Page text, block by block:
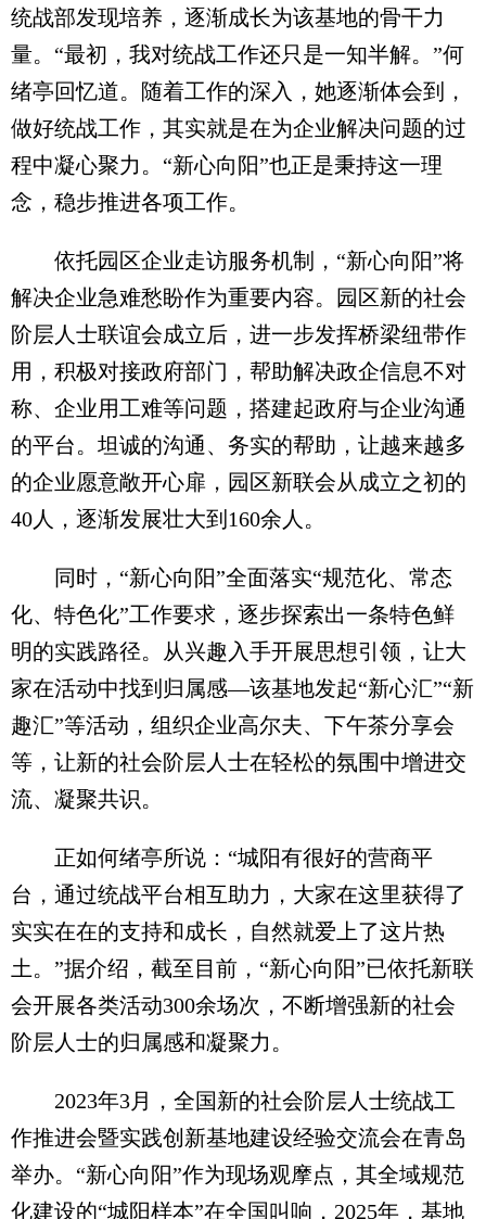
统战部发现培养，逐渐成长为该基地的骨干力
量。“最初，我对统战工作还只是一知半解。”何
绪亭回忆道。随着工作的深入，她逐渐体会到，
做好统战工作，其实就是在为企业解决问题的过
程中凝心聚力。“新心向阳”也正是秉持这一理
念，稳步推进各项工作。
依托园区企业走访服务机制，“新心向阳”将
解决企业急难愁盼作为重要内容。园区新的社会
阶层人士联谊会成立后，进一步发挥桥梁纽带作
用，积极对接政府部门，帮助解决政企信息不对
称、企业用工难等问题，搭建起政府与企业沟通
的平台。坦诚的沟通、务实的帮助，让越来越多
的企业愿意敞开心扉，园区新联会从成立之初的
40人，逐渐发展壮大到160余人。
同时，“新心向阳”全面落实“规范化、常态
化、特色化”工作要求，逐步探索出一条特色鲜
明的实践路径。从兴趣入手开展思想引领，让大
家在活动中找到归属感—该基地发起“新心汇”“新
趣汇”等活动，组织企业高尔夫、下午茶分享会
等，让新的社会阶层人士在轻松的氛围中增进交
流、凝聚共识。
正如何绪亭所说：“城阳有很好的营商平
台，通过统战平台相互助力，大家在这里获得了
实实在在的支持和成长，自然就爱上了这片热
土。”据介绍，截至目前，“新心向阳”已依托新联
会开展各类活动300余场次，不断增强新的社会
阶层人士的归属感和凝聚力。
2023年3月，全国新的社会阶层人士统战工
作推进会暨实践创新基地建设经验交流会在青岛
举办。“新心向阳”作为现场观摩点，其全域规范
化建设的“城阳样本”在全国叫响，2025年，基地